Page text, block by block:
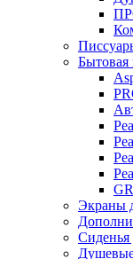
Экраны
Сиденья